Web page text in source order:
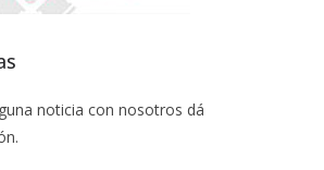
noticia con nosotros dá